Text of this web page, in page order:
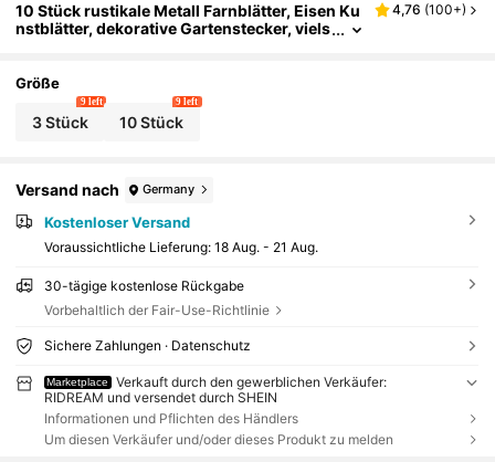
10 Stück rustikale Metall Farnblätter, Eisen Ku
nstblätter, dekorative Gartenstecker, viels
4,76 (100+)
Größe
3 Stück
9 left
10 Stück
9 left
Versand nach Germany
Kostenloser Versand
Voraussichtliche Lieferung: 18 Aug. - 21 Aug.
30-tägige kostenlose Rückgabe
Vorbehaltlich der Fair-Use-Richtlinie
Sichere Zahlungen · Datenschutz
Marketplace
Verkauft durch den gewerblichen Verkäufer:
RIDREAM und versendet durch SHEIN
Informationen und Pflichten des Händlers
Um diesen Verkäufer und/oder dieses Produkt zu melden